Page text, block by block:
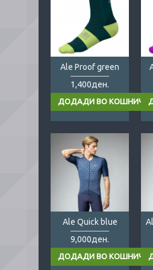
Ale Proof green
1,400ден.
Ale Quick blue
9,000ден.